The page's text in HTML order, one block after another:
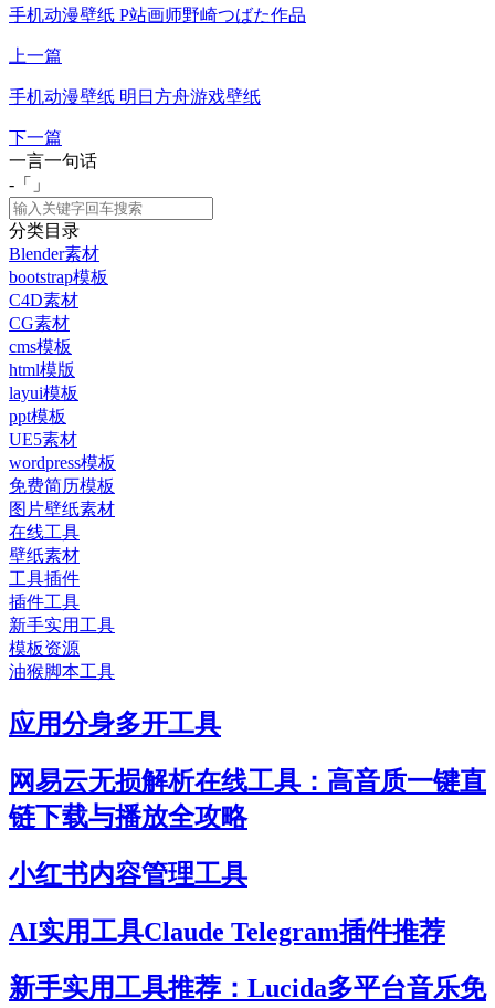
手机动漫壁纸 P站画师野崎つばた作品
上一篇
手机动漫壁纸 明日方舟游戏壁纸
下一篇
一言一句话
-「
」
分类目录
Blender素材
bootstrap模板
C4D素材
CG素材
cms模板
html模版
layui模板
ppt模板
UE5素材
wordpress模板
免费简历模板
图片壁纸素材
在线工具
壁纸素材
工具插件
插件工具
新手实用工具
模板资源
油猴脚本工具
应用分身多开工具
网易云无损解析在线工具：高音质一键直
链下载与播放全攻略
小红书内容管理工具
AI实用工具Claude Telegram插件推荐
新手实用工具推荐：Lucida多平台音乐免